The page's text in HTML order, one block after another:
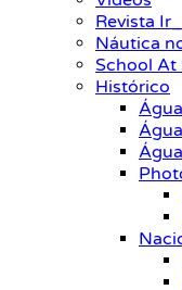
Revista
Náutica
School At
Histórico